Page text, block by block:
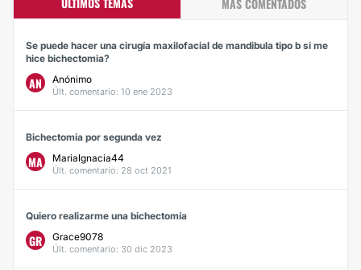
MÁS COMENTADOS
Se puede hacer una cirugía maxilofacial de mandibula tipo b si me
hice bichectomia?
AN Anónimo
Últ. comentario: 10 ene 2023
Bichectomia por segunda vez
MA MariaIgnacia44
Últ. comentario: 28 oct 2021
Quiero realizarme una bichectomía
GR Grace9078
Últ. comentario: 30 dic 2023